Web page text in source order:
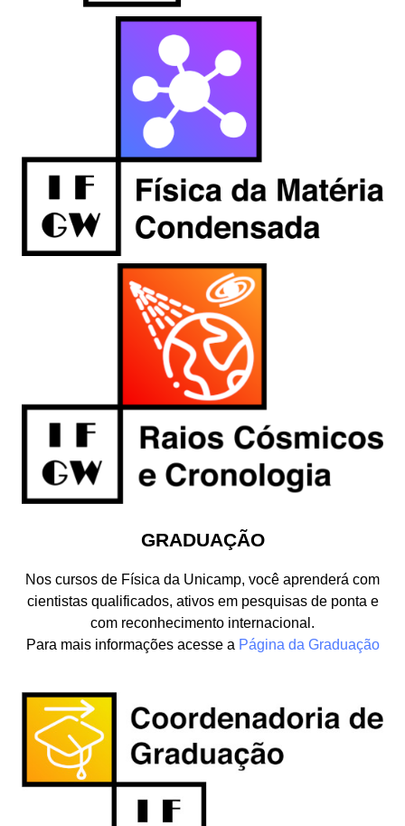
GRADUAÇÃO
Nos cursos de Física da Unicamp, você aprenderá com
cientistas qualificados, ativos em pesquisas de ponta e
com reconhecimento internacional.
Para mais informações acesse a Página da Graduação